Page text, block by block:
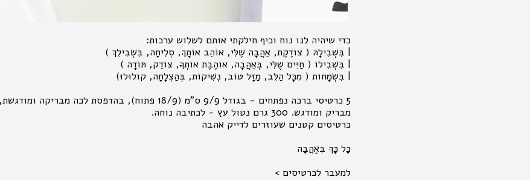
כדי שיהיה לנו נוח וכיף חילקתי אותם לשלוש ערכות:
| בִּשְׁבִילָהּ ( צוֹדֶקֶת, אַהֲבָה שֶׁלִּי, אוֹהֵב אוֹתָךְ, סְלִיחָה, בִּשְׁבִילֵךְ )
| בִּשְׁבִילוֹ ( חַיִּים שֶׁלִּי, בְּאַהֲבָה, אוֹהֶבֶת אוֹתְךָ, צוֹדֵק, תּוֹדָה )
| בִּשְׂמָחוֹת ( מִכָּל הַלֵּב, מַזָּל טוֹב, נְשִׁיקוֹת, בְּהַצְלָחָה, קוֹלוּלוּ)
5 כרטיסי ברכה נפתחים - בגודל 9/9 ס"מ (18/9 פתוח), בהדפסת
מבריק ומודגש. 300 גרם נטול עץ - לכתיבה נוחה.
כרטיסים קטנים שעוזרים לדייק אהבה
כָּל כָּךְ בְּאַהֲבָה
למעבר לכרטיסים >